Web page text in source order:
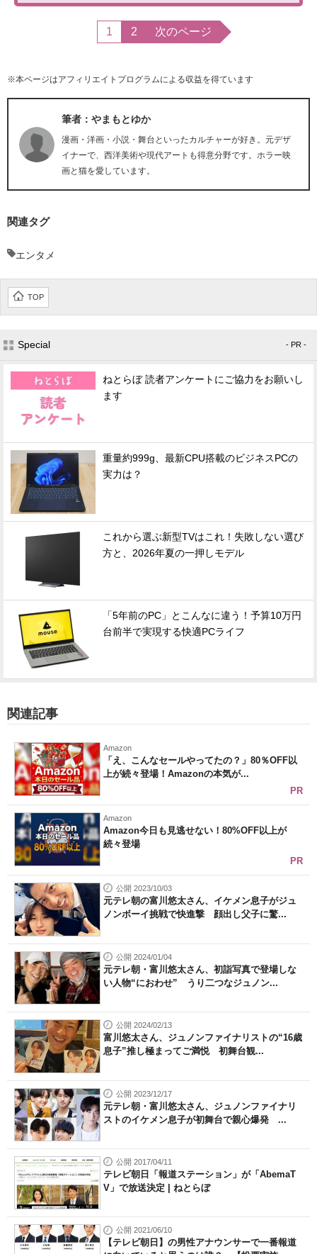
1 2 次のページ
※本ページはアフィリエイトプログラムによる収益を得ています
筆者：やまもとゆか
漫画・洋画・小説・舞台といったカルチャーが好き。元デザ
イナーで、西洋美術や現代アートも得意分野です。ホラー映
画と猫を愛しています。
関連タグ
エンタメ
TOP
Special - PR -
ねとらぼ 読者アンケートにご協力をお願いし
ます
重量約999g、最新CPU搭載のビジネスPCの
実力は？
これから選ぶ新型TVはこれ！失敗しない選び
方と、2026年夏の一押しモデル
「5年前のPC」とこんなに違う！予算10万円
台前半で実現する快適PCライフ
関連記事
Amazon
「え、こんなセールやってたの？」80％OFF以
上が続々登場！Amazonの本気が...
PR
Amazon
Amazon今日も見逃せない！80%OFF以上が
続々登場
PR
公開 2023/10/03
元テレ朝の富川悠太さん、イケメン息子がジュ
ノンボーイ挑戦で快進撃 顔出し父子に驚...
公開 2024/01/04
元テレ朝・富川悠太さん、初詣写真で登場しな
い人物“におわせ” うり二つなジュノン...
公開 2024/02/13
富川悠太さん、ジュノンファイナリストの“16歳
息子”推し極まってご満悦 初舞台観...
公開 2023/12/17
元テレ朝・富川悠太さん、ジュノンファイナリ
ストのイケメン息子が初舞台で親心爆発 ...
公開 2017/04/11
テレビ朝日「報道ステーション」が「AbemaT
V」で放送決定 | ねとらぼ
公開 2021/06/10
【テレビ朝日】の男性アナウンサーで一番報道